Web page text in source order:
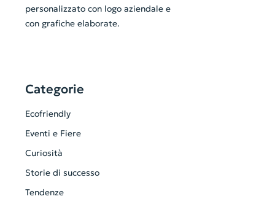
personalizzato con logo aziendale e
con grafiche elaborate.
Categorie
Ecofriendly
Eventi e Fiere
Curiosità
Storie di successo
Tendenze